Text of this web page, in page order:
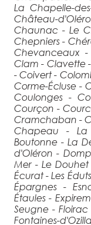
La Chapelle-
Château-
Chaunac - Le
Chepniers -
Chevanceaux
Clam - Clavette
- Coivert -
Corme-Écluse -
Coulonges -
Courçon -
Cramchaban -
Chapeau - La
Boutonne - La
d'Oléron -
Mer - Le
Écurat - Les
Épargnes -
Étaules -
Seugne -
Fontaines-